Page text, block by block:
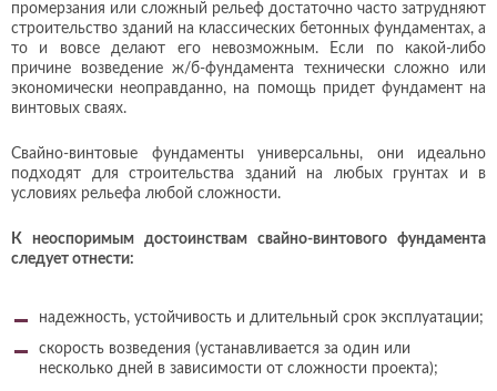
промерзания или сложный рельеф достаточно часто затрудняют
строительство зданий на классических бетонных фундаментах, а
то и вовсе делают его невозможным. Если по какой-либо
причине возведение ж/б-фундамента технически сложно или
экономически неоправданно, на помощь придет фундамент на
винтовых сваях.
Свайно-винтовые фундаменты универсальны, они идеально
подходят для строительства зданий на любых грунтах и в
условиях рельефа любой сложности.
К неоспоримым достоинствам свайно-винтового фундамента
следует отнести:
надежность, устойчивость и длительный срок эксплуатации;
скорость возведения (устанавливается за один или
несколько дней в зависимости от сложности проекта);